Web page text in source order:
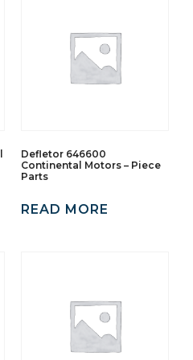
Defletor 646600
Continental Motors – Piece
Parts
READ MORE